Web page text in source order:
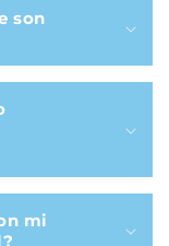
son
mi